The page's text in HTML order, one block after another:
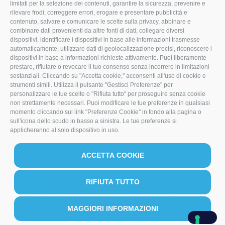
limitati per la selezione dei contenuti, garantire la sicurezza, prevenire e
rilevare frodi, correggere errori, erogare e presentare pubblicità e
contenuto, salvare e comunicare le scelte sulla privacy, abbinare e
combinare dati provenienti da altre fonti di dati, collegare diversi
dispositivi, identificare i dispositivi in base alle informazioni trasmesse
automaticamente, utilizzare dati di geolocalizzazione precisi, riconoscere i
dispositivi in base a informazioni richieste attivamente. Puoi liberamente
prestare, rifiutare o revocare il tuo consenso senza incorrere in limitazioni
sostanziali. Cliccando su "Accetta cookie," acconsenti all'uso di cookie e
strumenti simili. Utilizza il pulsante "Gestisci Preferenze" per
personalizzare le tue scelte o "Rifiuta tutto" per proseguire senza cookie
non strettamente necessari. Puoi modificare le tue preferenze in qualsiasi
momento cliccando sul link "Preferenze Cookie" in fondo alla pagina o
sull'icona dello scudo in basso a sinistra. Le tue preferenze si
applicheranno al solo dispositivo in uso.
ACCETTA COOKIE
RIFIUTA TUTTO
MAGGIORI INFORMAZIONI
a
c
e
b
o
o
k
n
s
t
a
g
r
a
m
i
n
k
e
d
I
n
COPYRIGHT 2026 | TUTTI I DIRITTI RISERVATI | P.I.
IT00387080401
PRIVACY POLICY COOKIE POLICY